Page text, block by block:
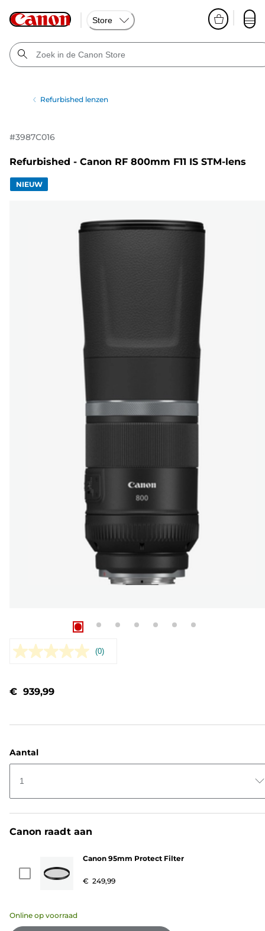
Store
Refurbished lenzen
#3987C016
Refurbished - Canon RF 800mm F11 IS STM-lens
NIEUW
Geen
(0)
€ 939,99
Aantal
1
Canon raadt aan
Canon 95mm Protect Filter
€ 249,99
Online op voorraad